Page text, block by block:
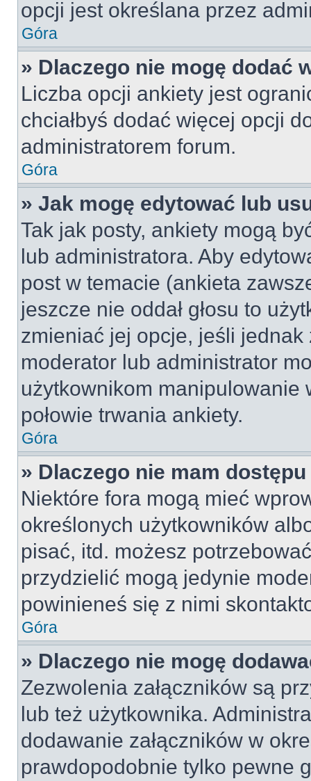
opcji jest określana przez
Góra
» Dlaczego nie mogę dodać
Liczba opcji ankiety jest
chciałbyś dodać więcej opcji
administratorem forum.
Góra
» Jak mogę edytować lub
Tak jak posty, ankiety mogą
lub administratora. Aby
post w temacie (ankieta
jeszcze nie oddał głosu to
zmieniać jej opcje, jeśli jednak
moderator lub administrator
użytkownikom manipulowanie
połowie trwania ankiety.
Góra
» Dlaczego nie mam
Niektóre fora mogą mieć
określonych użytkowników
pisać, itd. możesz
przydzielić mogą jedynie
powinieneś się z nimi
Góra
» Dlaczego nie mogę
Zezwolenia załączników są
lub też użytkownika.
dodawanie załączników w
prawdopodobnie tylko pewne